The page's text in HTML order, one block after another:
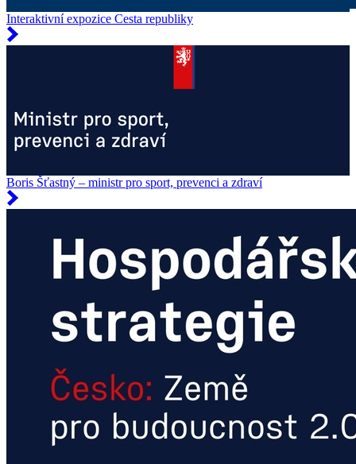
Interaktivní expozice Cesta republiky
Boris Šťastný – ministr pro sport, prevenci a zdraví